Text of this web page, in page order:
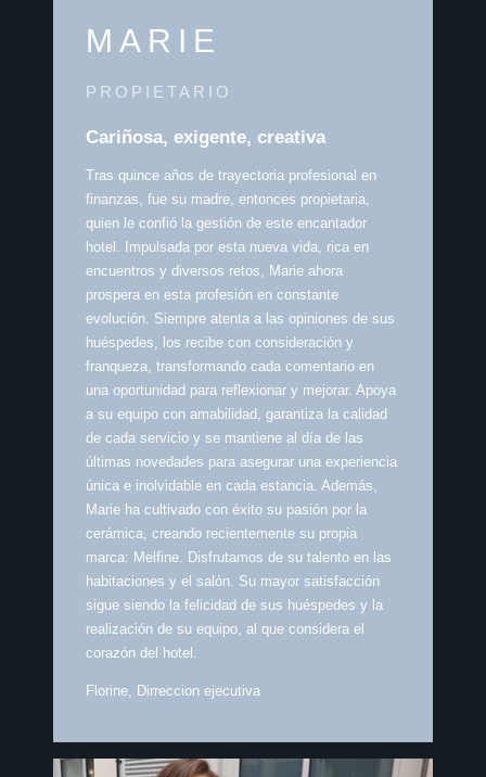
MARIE
PROPIETARIO
Cariñosa, exigente, creativa
Tras quince años de trayectoria profesional en
finanzas, fue su madre, entonces propietaria,
quien le confió la gestión de este encantador
hotel. Impulsada por esta nueva vida, rica en
encuentros y diversos retos, Marie ahora
prospera en esta profesión en constante
evolución. Siempre atenta a las opiniones de sus
huéspedes, los recibe con consideración y
franqueza, transformando cada comentario en
una oportunidad para reflexionar y mejorar. Apoya
a su equipo con amabilidad, garantiza la calidad
de cada servicio y se mantiene al día de las
últimas novedades para asegurar una experiencia
única e inolvidable en cada estancia. Además,
Marie ha cultivado con éxito su pasión por la
cerámica, creando recientemente su propia
marca: Melfine. Disfrutamos de su talento en las
habitaciones y el salón. Su mayor satisfacción
sigue siendo la felicidad de sus huéspedes y la
realización de su equipo, al que considera el
corazón del hotel.
Florine, Dirreccion ejecutiva